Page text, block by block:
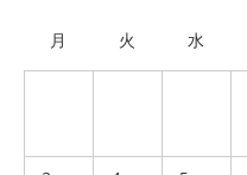
月 火 水